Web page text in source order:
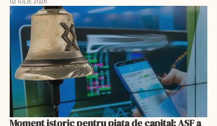
Moment istoric pentru piața de capital: ASF a